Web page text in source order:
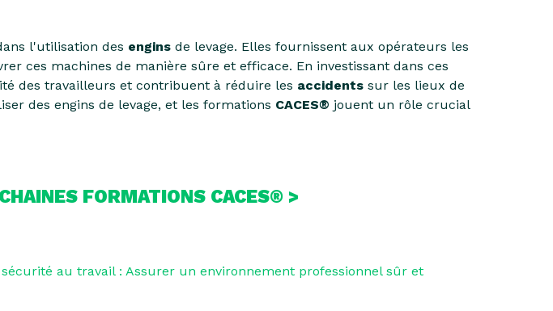
l'utilisation des engins de levage. Elles fournissent aux opérateurs les
ces machines de manière sûre et efficace. En investissant dans ces
des travailleurs et contribuent à réduire les accidents sur les lieux de
des engins de levage, et les formations CACES® jouent un rôle crucial
FORMATIONS CACES® >
au travail : Assurer un environnement professionnel sûr et